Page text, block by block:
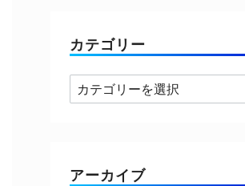
カテゴリー
カ
テ
ー
アーカイブ